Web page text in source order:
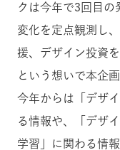
クは今年で3回目の
変化を定点観測し
援、デザイン投資
という想いで本企
今年からは「デザ
る情報や、「デザ
学習」に関わる情